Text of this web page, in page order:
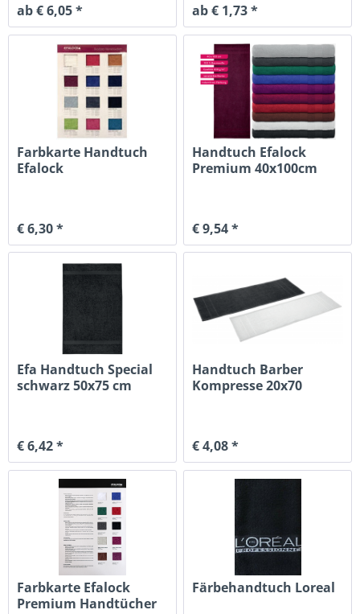
ab € 6,05 * ab € 1,73 *
Farbkarte Handtuch
Efalock
€ 6,30 *
Handtuch Efalock
Premium 40x100cm
€ 9,54 *
Efa Handtuch Special
schwarz 50x75 cm
€ 6,42 *
Handtuch Barber
Kompresse 20x70
€ 4,08 *
Farbkarte Efalock
Premium Handtücher
Färbehandtuch Loreal